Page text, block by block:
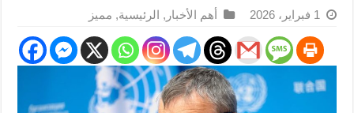
1 فبراير، 2026 أهم الأخبار , الرئيسية, مميز